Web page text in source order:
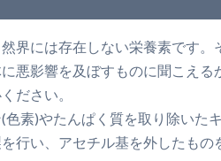
界には存在しない栄養素です。
悪影響を及ぼすものに聞こえる
ださい。
素)やたんぱく質を取り除いた
行い、アセチル基を外したもの